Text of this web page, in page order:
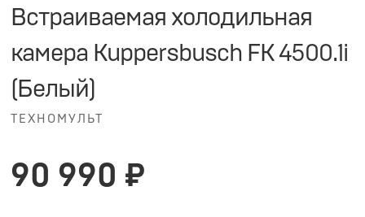
Встраиваемая холодильная
камера Kuppersbusch FK 4500.1i
(Белый)
ТЕХНОМУЛЬТ
90 990 ₽